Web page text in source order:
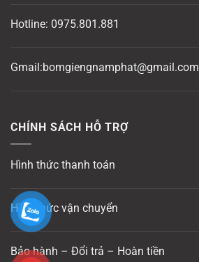
Hotline: 0975.801.881
Gmail:bomgiengnamphat@gmail.com
CHÍNH SÁCH HỖ TRỢ
Hình thức thanh toán
Hình thức vận chuyển
Bảo hành – Đổi trả – Hoàn tiền